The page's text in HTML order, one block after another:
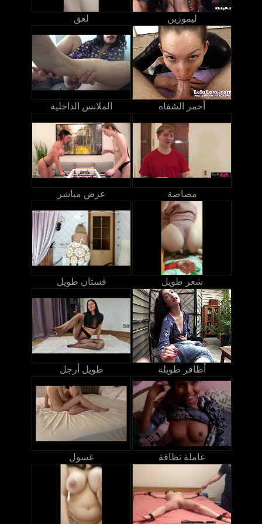
لعق ليموزين
الملابس الداخلية أحمر الشفاه
عرض مباشر مصاصة
فستان طويل شعر طويل
طويل أرجل أظافر طويلة
غسول عاملة نظافة